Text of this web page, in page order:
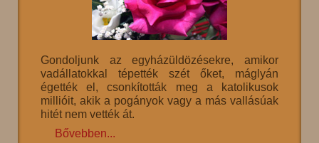
Gondoljunk az egyházüldözésekre, amikor
vadállatokkal tépették szét őket, máglyán
égették el, csonkították meg a katolikusok
millióit, akik a pogányok vagy a más vallásúak
hitét nem vették át.
Bővebben...